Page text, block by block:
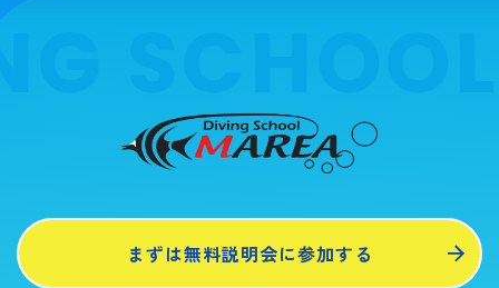
まずは無料説明会に参加する